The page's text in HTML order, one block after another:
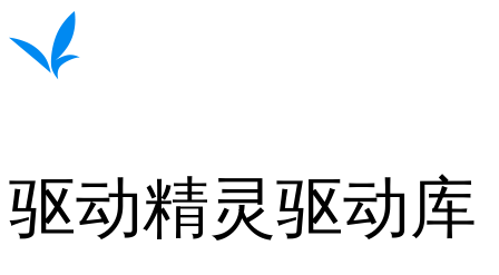
驱动精灵驱动库